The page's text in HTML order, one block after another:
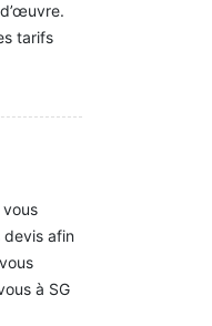
tarifs
devis afin
à SG